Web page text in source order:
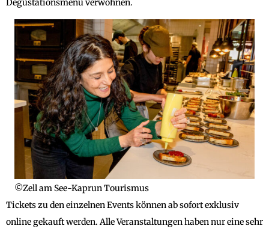
Degustationsmenü verwöhnen.
©Zell am See-Kaprun Tourismus
Tickets zu den einzelnen Events können ab sofort exklusiv
online gekauft werden. Alle Veranstaltungen haben nur eine sehr